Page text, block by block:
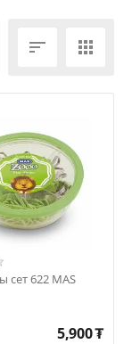
 
Хавчаарны сет 622 MAS
5,900₮